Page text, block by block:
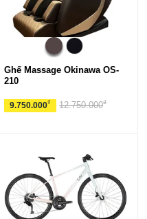
Ghế Massage Okinawa OS-
210
9.750.000₫ 12.750.000₫